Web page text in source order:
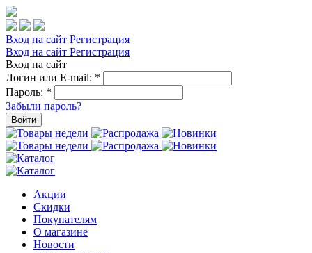
Вход на сайт Регистрация
Вход на сайт Регистрация
Вход на сайт
Логин или E-mail: *
Пароль: *
Забыли пароль?
Войти
Акции
Скидки
Покупателям
О магазине
Новости